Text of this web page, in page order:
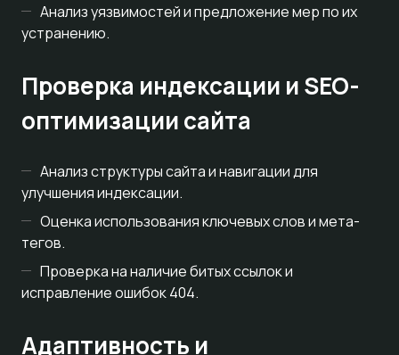
Анализ уязвимостей и предложение мер по их
устранению.
Проверка индексации и SEO-
оптимизации сайта
Анализ структуры сайта и навигации для
улучшения индексации.
Оценка использования ключевых слов и мета-
тегов.
Проверка на наличие битых ссылок и
исправление ошибок 404.
Адаптивность и